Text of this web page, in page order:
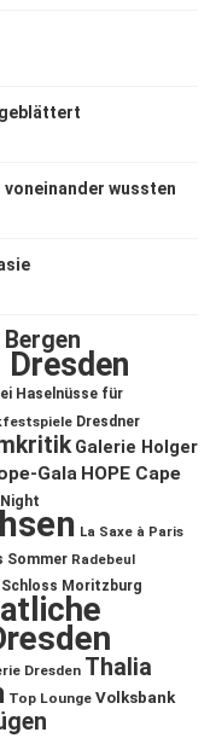
geblättert
voneinander wussten
Bergen
Haselnüsse für
Dresdner
Galerie Holger
Gala HOPE Cape
Night
La Saxe à Paris
Sommer Radebeul
Schloss Moritzburg
Dresden Thalia
Top Lounge Volksbank